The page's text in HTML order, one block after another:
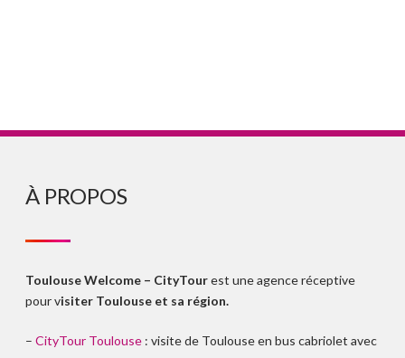
À PROPOS
Toulouse Welcome – CityTourest une agence réceptive
pour visiter Toulouse et sa région.
–CityTour Toulouse : visite de Toulouse en bus cabriolet avec